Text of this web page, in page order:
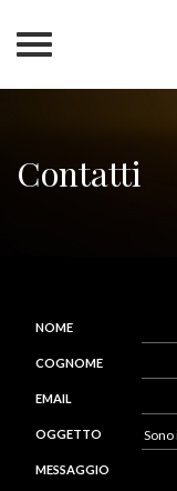
Contatti
NOME
COGNOME
EMAIL
OGGETTO
MESSAGGIO